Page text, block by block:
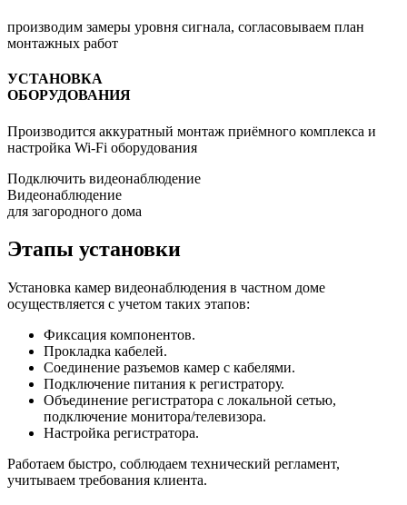
производим замеры уровня сигнала, согласовываем план
монтажных работ
УСТАНОВКА
ОБОРУДОВАНИЯ
Производится аккуратный монтаж приёмного комплекса и
настройка Wi-Fi оборудования
Подключить видеонаблюдение
Видеонаблюдение
для загородного дома
Этапы установки
Установка камер видеонаблюдения в частном доме
осуществляется с учетом таких этапов:
Фиксация компонентов.
Прокладка кабелей.
Соединение разъемов камер с кабелями.
Подключение питания к регистратору.
Объединение регистратора с локальной сетью,
подключение монитора/телевизора.
Настройка регистратора.
Работаем быстро, соблюдаем технический регламент,
учитываем требования клиента.